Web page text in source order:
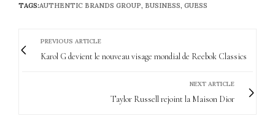
TAGS:AUTHENTIC BRANDS GROUP, BUSINESS, GUESS
PREVIOUS ARTICLE
Karol G devient le nouveau visage mondial de Reebok Classics
NEXT ARTICLE
Taylor Russell rejoint la Maison Dior